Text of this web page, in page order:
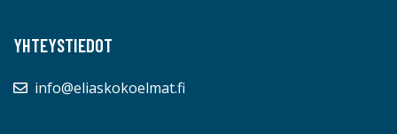
YHTEYSTIEDOT
info@eliaskokoelmat.fi